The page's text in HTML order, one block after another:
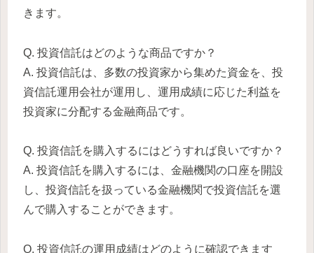
きます。
Q. 投資信託はどのような商品ですか？
A. 投資信託は、多数の投資家から集めた資金を、投
資信託運用会社が運用し、運用成績に応じた利益を
投資家に分配する金融商品です。
Q. 投資信託を購入するにはどうすれば良いですか？
A. 投資信託を購入するには、金融機関の口座を開設
し、投資信託を扱っている金融機関で投資信託を選
んで購入することができます。
Q. 投資信託の運用成績はどのように確認できます